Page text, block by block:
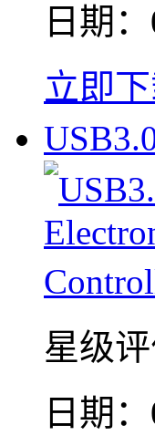
日期
立即
星级
日期